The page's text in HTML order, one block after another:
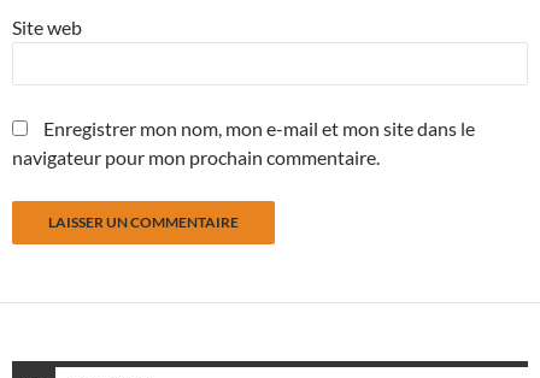
Site web
Enregistrer mon nom, mon e-mail et mon site dans le
navigateur pour mon prochain commentaire.